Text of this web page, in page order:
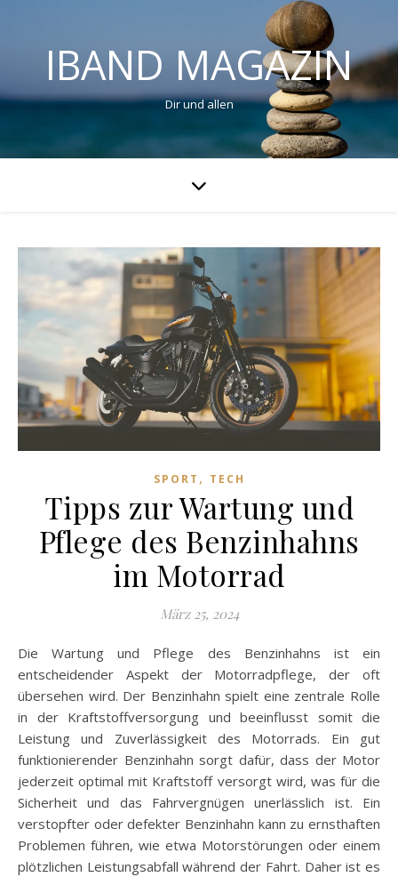
IBAND MAGAZIN
Dir und allen
SPORT , TECH
Tipps zur Wartung und
Pflege des Benzinhahns
im Motorrad
März 25, 2024
Die Wartung und Pflege des Benzinhahns ist ein
entscheidender Aspekt der Motorradpflege, der oft
übersehen wird. Der Benzinhahn spielt eine zentrale Rolle
in der Kraftstoffversorgung und beeinflusst somit die
Leistung und Zuverlässigkeit des Motorrads. Ein gut
funktionierender Benzinhahn sorgt dafür, dass der Motor
jederzeit optimal mit Kraftstoff versorgt wird, was für die
Sicherheit und das Fahrvergnügen unerlässlich ist. Ein
verstopfter oder defekter Benzinhahn kann zu ernsthaften
Problemen führen, wie etwa Motorstörungen oder einem
plötzlichen Leistungsabfall während der Fahrt. Daher ist es